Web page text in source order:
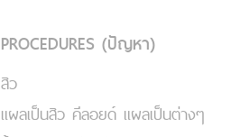
PROCEDURES (ปัญหา)
สิว
แผลเป็นสิว คีลอยด์ แผลเป็นต่างๆ